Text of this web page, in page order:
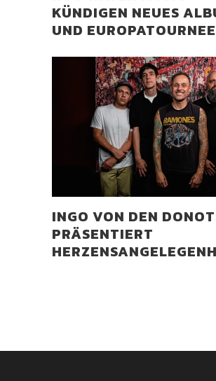
KÜNDIGEN NEUES
UND
INGO VON DEN
PRÄSENTIERT